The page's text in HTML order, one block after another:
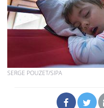
SERGE POUZET/SIPA